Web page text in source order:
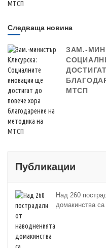
Следваща новина
ЗАМ.-
МТСП
Публикации
Над 260
домакинства